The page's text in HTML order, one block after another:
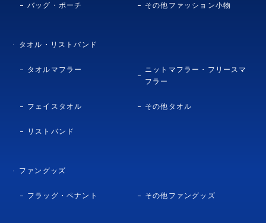
バッグ・ポーチ その他ファッション小物
タオル・リストバンド
タオルマフラー
ニットマフラー・フリースマ
フラー
フェイスタオル その他タオル
リストバンド
ファングッズ
フラッグ・ペナント その他ファングッズ